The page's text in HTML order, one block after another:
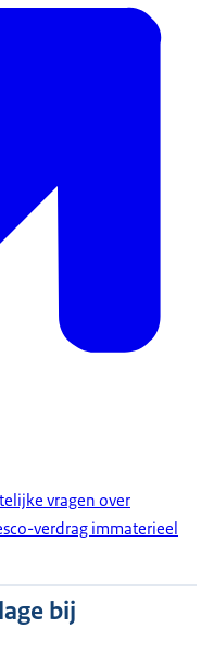
vragen over
verdrag immaterieel
bij